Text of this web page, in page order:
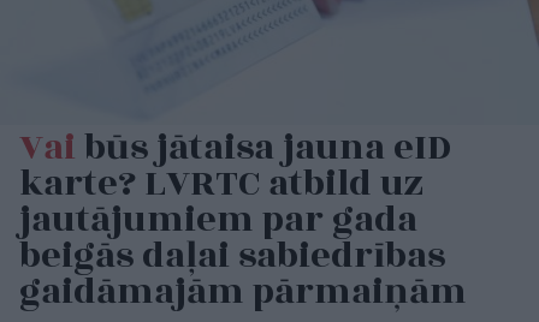
Vaibūs jātaisa jauna eID
karte? LVRTC atbild uz
jautājumiem par gada
beigās daļai sabiedrības
gaidāmajām pārmaiņām